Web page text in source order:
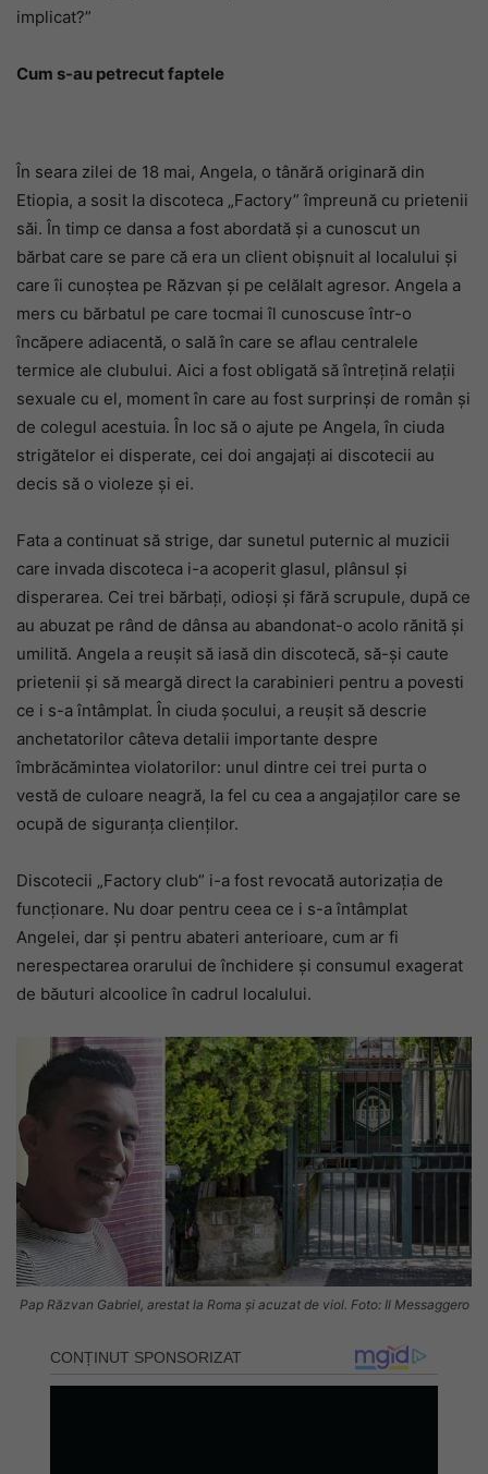
implicat?”
Cum s-au petrecut faptele
În seara zilei de 18 mai, Angela, o tânără originară din
Etiopia, a sosit la discoteca „Factory” împreună cu prietenii
săi. În timp ce dansa a fost abordată și a cunoscut un
bărbat care se pare că era un client obișnuit al localului și
care îi cunoștea pe Răzvan și pe celălalt agresor. Angela a
mers cu bărbatul pe care tocmai îl cunoscuse într-o
încăpere adiacentă, o sală în care se aflau centralele
termice ale clubului. Aici a fost obligată să întrețină relații
sexuale cu el, moment în care au fost surprinși de român și
de colegul acestuia. În loc să o ajute pe Angela, în ciuda
strigătelor ei disperate, cei doi angajați ai discotecii au
decis să o violeze și ei.
Fata a continuat să strige, dar sunetul puternic al muzicii
care invada discoteca i-a acoperit glasul, plânsul și
disperarea. Cei trei bărbați, odioși și fără scrupule, după ce
au abuzat pe rând de dânsa au abandonat-o acolo rănită și
umilită. Angela a reușit să iasă din discotecă, să-și caute
prietenii și să meargă direct la carabinieri pentru a povesti
ce i s-a întâmplat. În ciuda șocului, a reușit să descrie
anchetatorilor câteva detalii importante despre
îmbrăcămintea violatorilor: unul dintre cei trei purta o
vestă de culoare neagră, la fel cu cea a angajaților care se
ocupă de siguranța clienților.
Discotecii „Factory club” i-a fost revocată autorizația de
funcționare. Nu doar pentru ceea ce i s-a întâmplat
Angelei, dar și pentru abateri anterioare, cum ar fi
nerespectarea orarului de închidere și consumul exagerat
de băuturi alcoolice în cadrul localului.
Pap Răzvan Gabriel, arestat la Roma și acuzat de viol. Foto: Il Messaggero